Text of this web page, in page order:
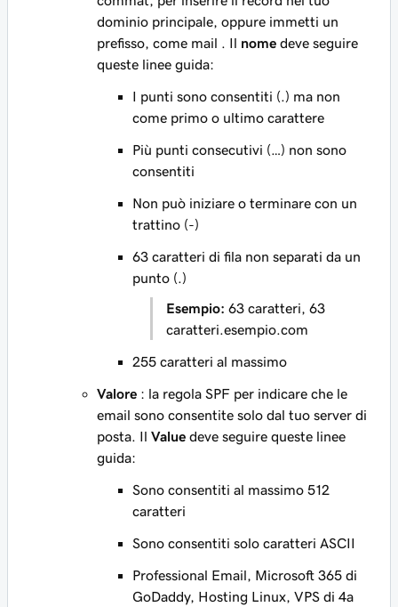
dominio principale, oppure immetti un
prefisso, come mail . Il nome deve seguire
queste linee guida:
I punti sono consentiti (.) ma non
come primo o ultimo carattere
Più punti consecutivi (…) non sono
consentiti
Non può iniziare o terminare con un
trattino (-)
63 caratteri di fila non separati da un
punto (.)
Esempio: 63 caratteri, 63
caratteri.esempio.com
255 caratteri al massimo
Valore : la regola SPF per indicare che le
email sono consentite solo dal tuo server di
posta. Il Value deve seguire queste linee
guida:
Sono consentiti al massimo 512
caratteri
Sono consentiti solo caratteri ASCII
Professional Email, Microsoft 365 di
GoDaddy, Hosting Linux, VPS di 4a